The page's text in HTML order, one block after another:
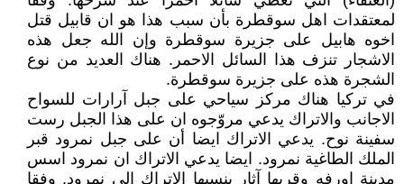
لمعتقدات اهل سوقطرة بأن سبب هذا هو ان قابيل قتل
اخوه هابيل على جزيرة سوقطرة وإن الله جعل هذه
الاشجار تنزف هذا السائل الاحمر. هناك العديد من نوع
الشجرة هذه على جزيرة سوقطرة.
في تركيا هناك مركز سياحي على جبل آرارات للسواح
الاجانب والاتراك يدعي مروّجوه ان على هذا الجبل رست
سفينة نوح. يدعي الاتراك ايضا أن على جبل نمرود قبر
الملك الطاغية نمرود. ايضا يدعي الاتراك ان نمرود اسس
مدينة اورفه وقربها آثار ينسبها الاتراك الى نمرود. وفقا